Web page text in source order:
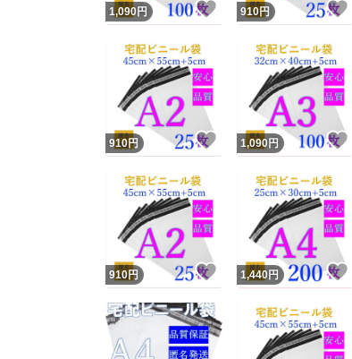
1,090 円 いいね！
910円
910円 いいね！
1,090 円
910円 いいね！
1,440 円